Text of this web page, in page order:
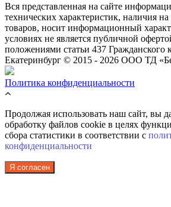
Вся представленная на сайте
технических характеристик, наличия
товаров, носит информационный
условиях не является публичной
положениями статьи 437 Гражданского
Екатеринбург © 2015 - 2026 ООО ТД
Политика конфиденциальности
Продолжая использовать наш сайт, вы
обработку файлов cookie в целях
сбора статистики в соответствии с
конфиденциальности
Я согласен